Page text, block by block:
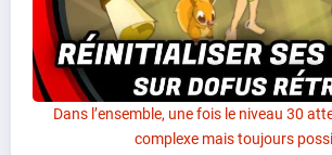
Dans l’ensemble, une fois le niveau 30
complexe mais toujours